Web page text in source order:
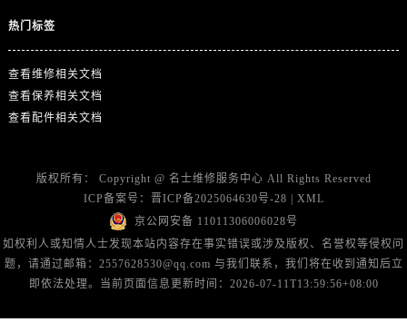
山东省日照市东港区烟台路名士售后服务中心（需提前预约）
山东省淄博市张店区金晶大道名士售后服务中心（需提前预约）
浙江省杭州市上城区钱江路1366号华润大厦A座5层503-5室名士售后服务中心（需提前预约）
浙江省湖州市吴兴区劳动路名士售后服务中心（需提前预约）
热门标签
查看维修相关文档
查看保养相关文档
查看配件相关文档
版权所有： Copyright @ 名士维修服务中心 All Rights Reserved
ICP备案号： 晋ICP备2025064630号-28
XML
京公网安备 11011306006028号
如权利人或知情人士发现本站内容存在事实错误或涉及版权、名誉权等侵权问
题，请通过邮箱：2557628530@qq.com 与我们联系，我们将在收到通知后立
即依法处理。当前页面信息更新时间：2026-07-11T13:59:56+08:00